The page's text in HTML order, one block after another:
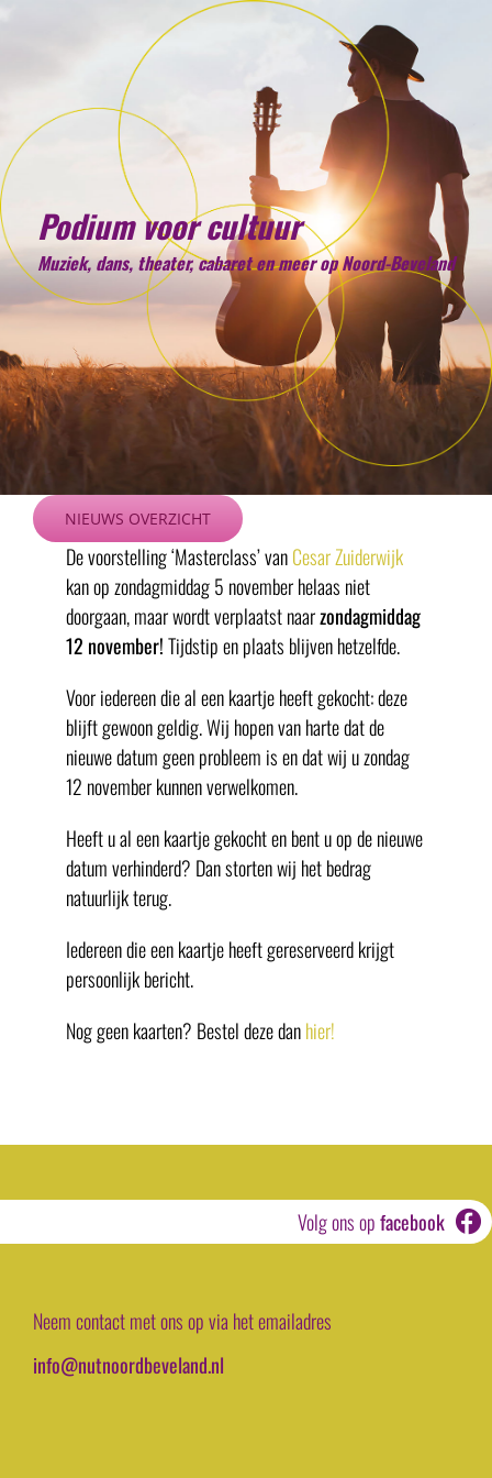
Podium voor cultuur
Muziek, dans, theater, cabaret en meer op Noord-Beveland
NIEUWS OVERZICHT
De voorstelling ‘Masterclass’ vanCesar Zuiderwijk
kan op zondagmiddag 5 november helaas niet
doorgaan, maar wordt verplaatst naarzondagmiddag
12 november!Tijdstip en plaats blijven hetzelfde.
Voor iedereen die al een kaartje heeft gekocht: deze
blijft gewoon geldig. Wij hopen van harte dat de
nieuwe datum geen probleem is en dat wij u zondag
12 november kunnen verwelkomen.
Heeft u al een kaartje gekocht en bent u op de nieuwe
datum verhinderd? Dan storten wij het bedrag
natuurlijk terug.
Iedereen die een kaartje heeft gereserveerd krijgt
persoonlijk bericht.
Nog geen kaarten? Bestel deze danhier!
Volg ons opfacebook
Neem contact met ons op via het emailadres
info@nutnoordbeveland.nl